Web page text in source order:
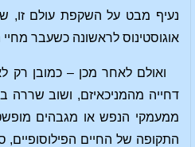
נעיף מבט על השקפת עולם זו,
אוגוסטינוס לראשונה כשעבר
ואולם לאחר מכן – כמובן רק
דחייה מהמניכאיזם, ושוב שררה
ממעמקי הנפש או מגבהים
התקופה של החיים